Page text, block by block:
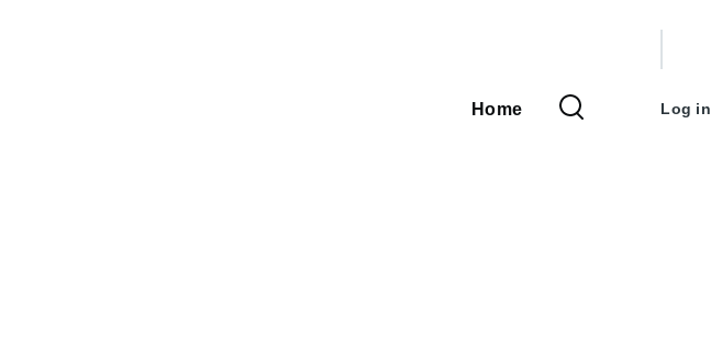
Main
Home
menu
Log in